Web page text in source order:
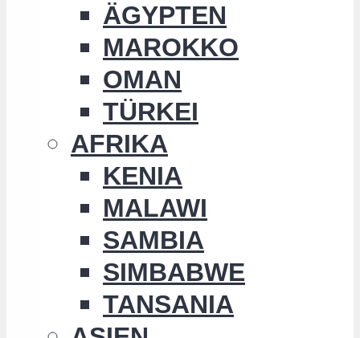
ÄGYPTEN
MAROKKO
OMAN
TÜRKEI
AFRIKA
KENIA
MALAWI
SAMBIA
SIMBABWE
TANSANIA